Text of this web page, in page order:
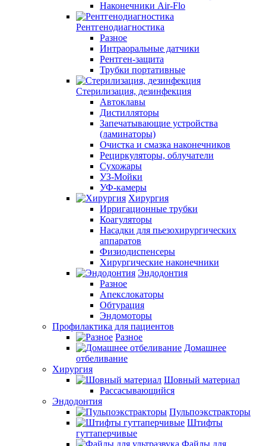
Наконечники Air-Flo
Рентгенодиагностика
Разное
Интраоральные датчики
Рентген-защита
Трубки портативные
Стерилизация, дезинфекция
Автоклавы
Дистилляторы
Запечатывающие устройства
(ламинаторы)
Очистка и смазка наконечников
Рециркуляторы, облучатели
Сухожары
УЗ-Мойки
УФ-камеры
Хирургия
Ирригационные трубки
Коагуляторы
Насадки для пьезохирургических
аппаратов
Физиодиспенсеры
Хирургические наконечники
Эндодонтия
Разное
Апекслокаторы
Обтурация
Эндомоторы
Профилактика для пациентов
Разное
Домашнее
отбеливание
Хирургия
Шовный материал
Рассасывающийся
Эндодонтия
Пульпоэкстракторы
Штифты
гуттаперчивые
Файлы для